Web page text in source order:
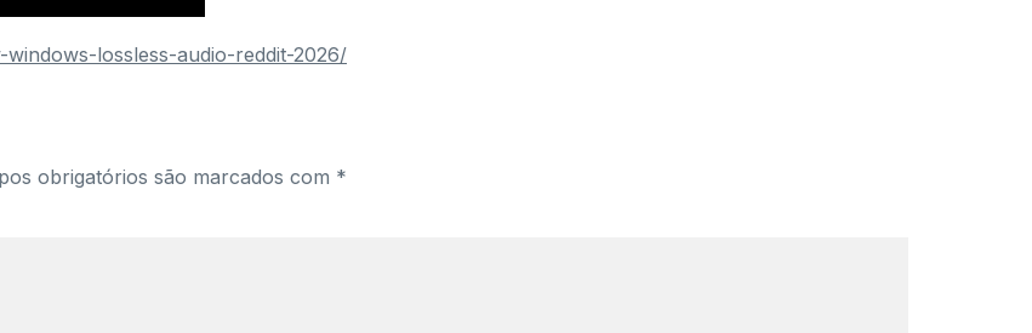
lossless-audio-reddit-2026/
obrigatórios são marcados com *